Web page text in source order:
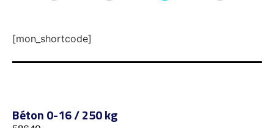
[mon_shortcode]
Béton 0-16 / 250 kg